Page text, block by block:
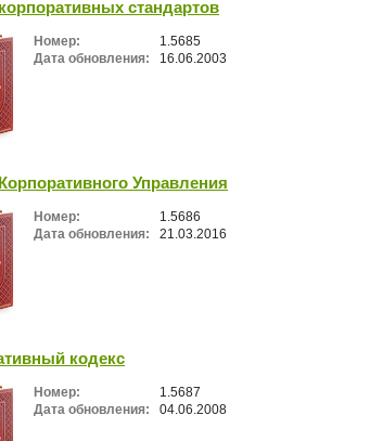
стандартов
Номер:
1.5685
Дата обновления:
16.06.2003
Управления
Номер:
1.5686
Дата обновления:
21.03.2016
кодекс
Номер:
1.5687
Дата обновления:
04.06.2008